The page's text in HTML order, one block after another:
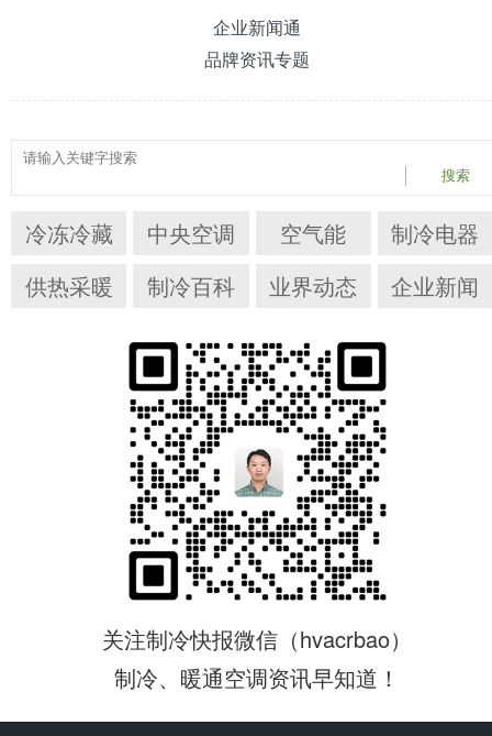
企业新闻通
品牌资讯专题
搜索
冷冻冷藏 中央空调 空气能
制冷电器
供热采暖
制冷百科 业界动态 企业新闻
关注制冷快报微信（hvacrbao）
制冷、暖通空调资讯早知道！